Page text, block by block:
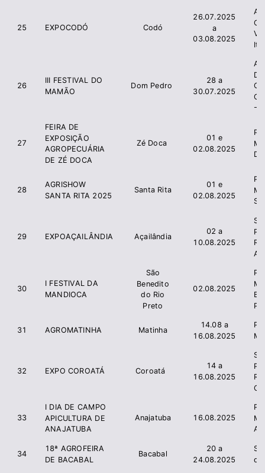
25 EXPOCODÓ Codó
26.07.2025
a
03.08.2025
26
III FESTIVAL DO
MAMÃO
Dom Pedro
28 a
30.07.2025
-
27
FEIRA DE
EXPOSIÇÃO
AGROPECUÁRIA
DE ZÉ DOCA
Zé Doca
01 e
02.08.2025
28
AGRISHOW
SANTA RITA 2025
Santa Rita
01 e
02.08.2025
29 EXPOAÇAILÂNDIA Açailândia
02 a
10.08.2025
30
I FESTIVAL DA
MANDIOCA
São
Benedito
do Rio
Preto
02.08.2025
31 AGROMATINHA Matinha
14.08 a
16.08.2025
32 EXPO COROATÁ Coroatá
14 a
16.08.2025
33
I DIA DE CAMPO
APICULTURA DE
ANAJATUBA
Anajatuba 16.08.2025
34
18ª AGROFEIRA
DE BACABAL
Bacabal
20 a
24.08.2025
de